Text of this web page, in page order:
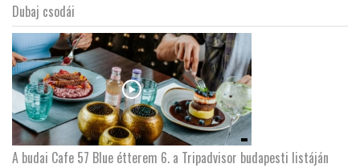
Dubaj csodái
A budai Cafe 57 Blue étterem 6. a Tripadvisor budapesti listáján